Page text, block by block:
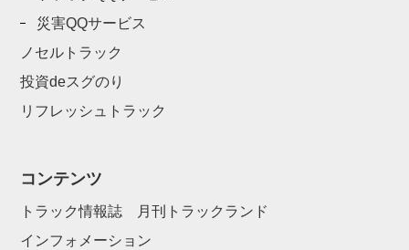
災害QQサービス
ノセルトラック
投資deスグのり
リフレッシュトラック
コンテンツ
トラック情報誌 月刊トラックランド
インフォメーション